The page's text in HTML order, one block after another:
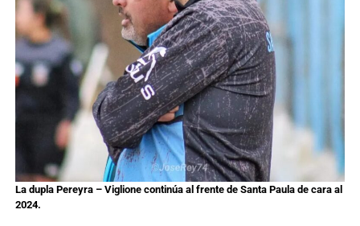
La dupla Pereyra – Viglione continúa al frente de Santa Paula de cara al
2024.